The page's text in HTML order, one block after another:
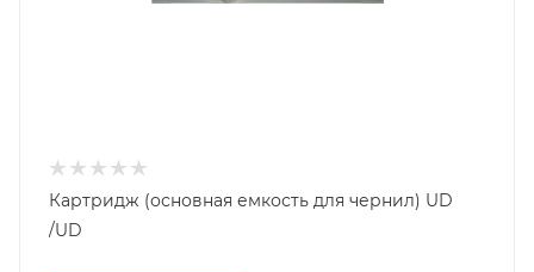
Картридж (основная емкость для чернил) UD
/UD